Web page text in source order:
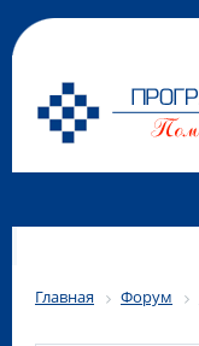
Главная Форум